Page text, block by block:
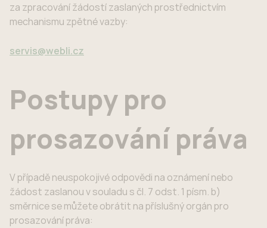
za zpracování žádostí zaslaných prostřednictvím
mechanismu zpětné vazby:
servis@webli.cz
Postupy pro
prosazování práva
V případě neuspokojivé odpovědi na oznámení nebo
žádost zaslanou v souladu s čl. 7 odst. 1 písm. b)
směrnice se můžete obrátit na příslušný orgán pro
prosazování práva: